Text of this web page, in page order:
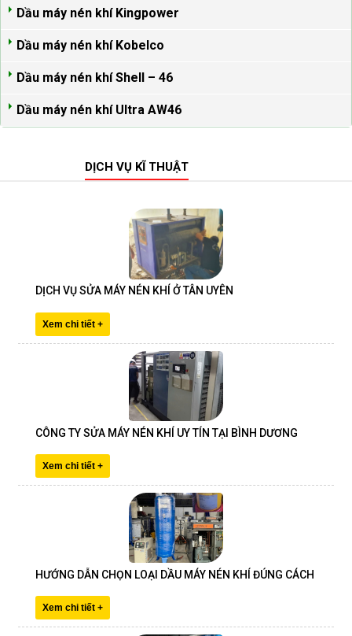
Dầu máy nén khí Kingpower
Dầu máy nén khí Kobelco
Dầu máy nén khí Shell – 46
Dầu máy nén khí Ultra AW46
DỊCH VỤ KĨ THUẬT
DỊCH VỤ SỬA MÁY NÉN KHÍ Ở TÂN UYÊN
Xem chi tiết +
CÔNG TY SỬA MÁY NÉN KHÍ UY TÍN TẠI BÌNH DƯƠNG
Xem chi tiết +
HƯỚNG DẪN CHỌN LOẠI DẦU MÁY NÉN KHÍ ĐÚNG CÁCH
Xem chi tiết +